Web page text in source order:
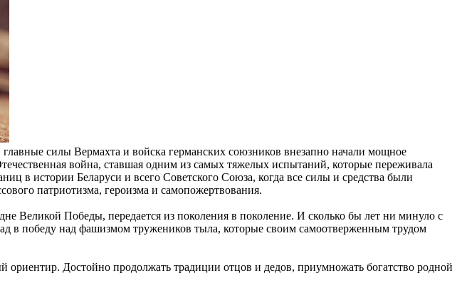
силы Вермахта и войска германских союзников внезапно начали мощное
война, ставшая одним из самых тяжелых испытаний, которые переживала
в истории Беларуси и всего Советского Союза, когда все силы и средства были
патриотизма, героизма и самопожертвования.
Великой Победы, передается из поколения в поколение. И сколько бы лет ни минуло с
в победу над фашизмом тружеников тыла, которые своим самоотверженным трудом
Достойно продолжать традиции отцов и дедов, приумножать богатство родной